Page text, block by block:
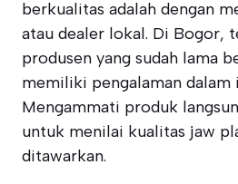
berkualitas adalah dengan
atau dealer lokal. Di Bogor,
produsen yang sudah lama
memiliki pengalaman dalam
Mengammati produk
untuk menilai kualitas jaw
ditawarkan.